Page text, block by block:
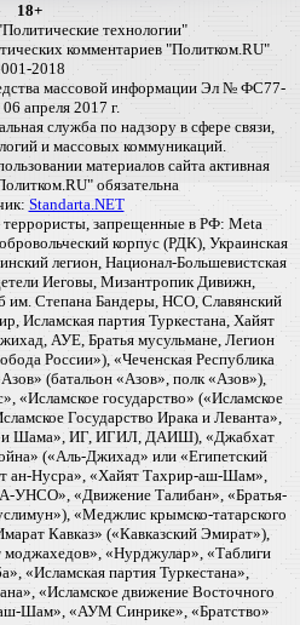
18+
технологии"
комментариев "Политком.RU"
2018
массовой информации Эл № ФС77-
апреля 2017 г.
служба по надзору в сфере связи,
и массовых коммуникаций.
материалов сайта активная
обязательна
Standarta.NET
запрещенные в РФ: Meta
корпус (РДК), Украинская
легион, Национал-Большевистская
Иеговы, Мизантропик Дивижн,
им. Степана Бандеры, НСО, Славянский
Исламская партия Туркестана, Хайят
АУЕ, Братья мусульмане, Легион
России»), «Чеченская Республика
(батальон «Азов», полк «Азов»),
«Исламское государство» («Исламское
Государство Ирака и Леванта»,
и Шама», ИГ, ИГИЛ, ДАИШ), «Джабхат
(«Аль-Джихад» или «Египетский
ан-Нусра», «Хайят Тахрир-аш-Шам»,
«Движение Талибан», «Братья-
«Меджлис крымско-татарского
Кавказ» («Кавказский Эмират»),
«Нурджулар», «Таблиги
«Исламская партия Туркестана»,
«Исламское движение Восточного
Шам», «АУМ Синрике», «Братство»